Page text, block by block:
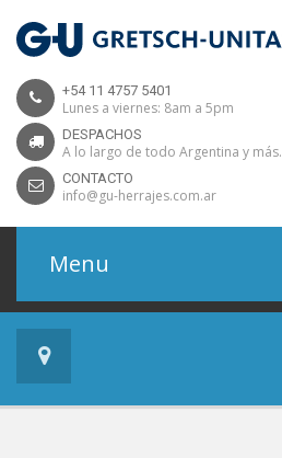
+54 11 4757 5401
Lunes a viernes: 8am a 5pm
DESPACHOS
A lo largo de todo Argentina y más.
CONTACTO
info@gu-herrajes.com.ar
Menu
Home
Productos